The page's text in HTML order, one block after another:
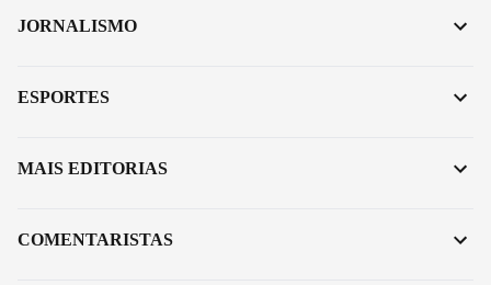
JORNALISMO
ESPORTES
MAIS EDITORIAS
COMENTARISTAS